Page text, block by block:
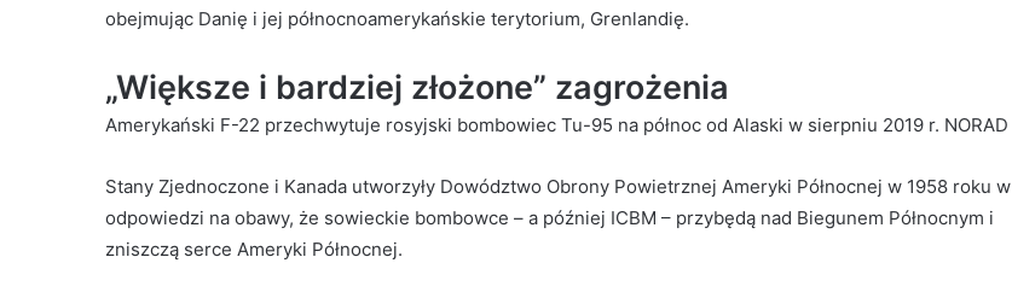
obejmując Danię i jej północnoamerykańskie terytorium, Grenlandię.
„Większe i bardziej złożone” zagrożenia
Amerykański F-22 przechwytuje rosyjski bombowiec Tu-95 na północ od Alaski w sierpniu 2019 r. NORAD
Stany Zjednoczone i Kanada utworzyły Dowództwo Obrony Powietrznej Ameryki Północnej w 1958 roku w
odpowiedzi na obawy, że sowieckie bombowce – a później ICBM – przybędą nad Biegunem Północnym i
zniszczą serce Ameryki Północnej.